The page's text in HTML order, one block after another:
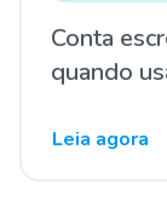
Conta
quando
Leia agora